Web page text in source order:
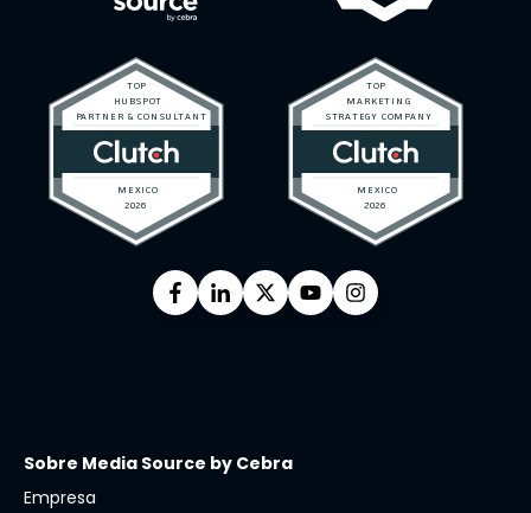
Sobre Media Source by Cebra
Empresa